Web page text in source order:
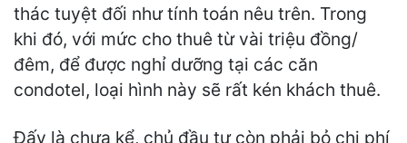
thác tuyệt đối như tính toán nêu trên. Trong
khi đó, với mức cho thuê từ vài triệu đồng/
đêm, để được nghỉ dưỡng tại các căn
condotel, loại hình này sẽ rất kén khách thuê.
Đấy là chưa kể, chủ đầu tư còn phải bỏ chi phí